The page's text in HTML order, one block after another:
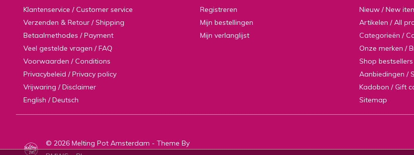
Klantenservice / Customer service
Verzenden & Retour / Shipping
Betaalmethodes / Payment
Veel gestelde vragen / FAQ
Voorwaarden / Conditions
Privacybeleid / Privacy policy
Vrijwaring / Disclaimer
English / Deutsch
Registreren
Mijn bestellingen
Mijn verlanglijst
Nieuw / New
Artikelen / All
Categorieën /
Onze merken /
Shop bestsellers
Aanbiedingen /
Kadobon / Gift
Sitemap
© 2026 Melting Pot Amsterdam - Theme By